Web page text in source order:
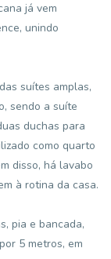
já vem
unindo
suítes amplas,
sendo a suíte
duchas para
como quarto
disso, há lavabo
à rotina da casa.
pia e bancada,
5 metros, em